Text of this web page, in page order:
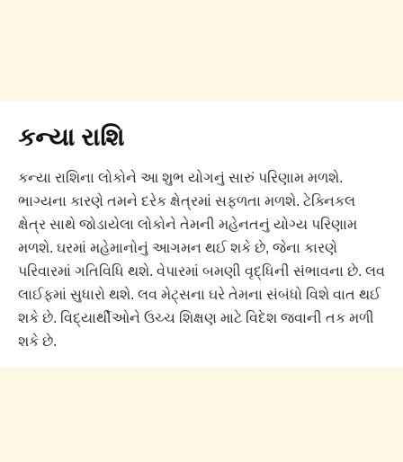
કન્યા રાશિ
કન્યા રાશિના લોકોને આ શુભ યોગનું સારું પરિણામ મળશે.
ભાગ્યના કારણે તમને દરેક ક્ષેત્રમાં સફળતા મળશે. ટેક્નિકલ
ક્ષેત્ર સાથે જોડાયેલા લોકોને તેમની મહેનતનું યોગ્ય પરિણામ
મળશે. ઘરમાં મહેમાનોનું આગમન થઈ શકે છે, જેના કારણે
પરિવારમાં ગતિવિધિ થશે. વેપારમાં બમણી વૃદ્ધિની સંભાવના છે. લવ
લાઈફમાં સુધારો થશે. લવ મેટ્સના ઘરે તેમના સંબંધો વિશે વાત થઈ
શકે છે. વિદ્યાર્થીઓને ઉચ્ચ શિક્ષણ માટે વિદેશ જવાની તક મળી
શકે છે.